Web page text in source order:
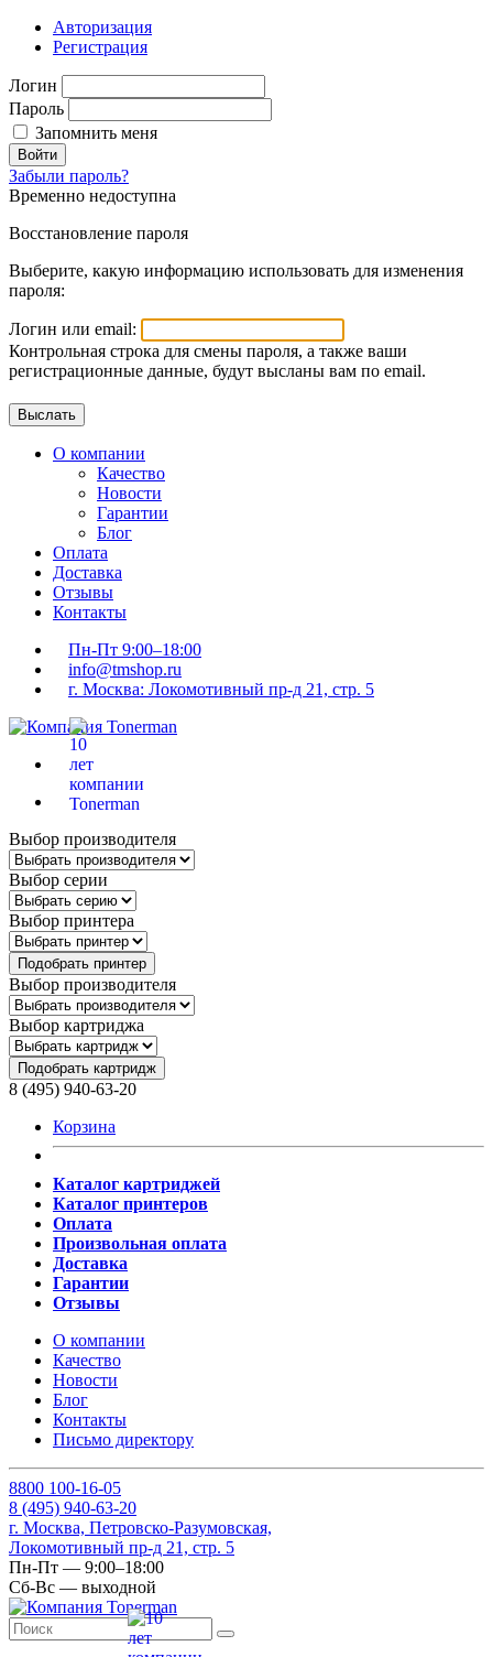
Авторизация
Регистрация
Логин
Пароль
Запомнить меня
Войти
Забыли пароль?
Временно недоступна
Восстановление пароля
Выберите, какую информацию использовать для изменения
пароля:
Логин или email:
Контрольная строка для смены пароля, а также ваши
регистрационные данные, будут высланы вам по email.
О компании
Качество
Новости
Гарантии
Блог
Оплата
Доставка
Отзывы
Контакты
Пн-Пт 9:00–18:00
info@tmshop.ru
г. Москва: Локомотивный пр-д 21, стр. 5
Выбор производителя
Выбор серии
Выбор принтера
Подобрать принтер
Выбор производителя
Выбор картриджа
Подобрать картридж
8 (495) 940-63-20
Корзина
Каталог картриджей
Каталог принтеров
Оплата
Произвольная оплата
Доставка
Гарантии
Отзывы
О компании
Качество
Новости
Блог
Контакты
Письмо директору
8800 100-16-05
8 (495) 940-63-20
г. Москва, Петровско-Разумовская,
Локомотивный пр-д 21, стр. 5
Пн-Пт — 9:00–18:00
Сб-Вс — выходной